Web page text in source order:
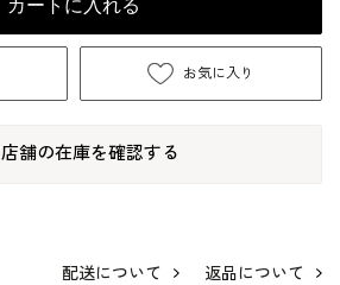
カートに入れる
お気に入り
店舗の在庫を確認する
配送について
返品について